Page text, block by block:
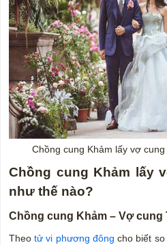
Chồng cung Khảm lấy vợ
Chồng cung Khảm lấy
như thế nào?
Chồng cung Khảm – Vợ cung
Theotử vi phương đông cho biết